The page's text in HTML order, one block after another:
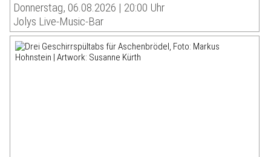
Donnerstag, 06.08.2026 | 20:00 Uhr
Jolys Live-Music-Bar